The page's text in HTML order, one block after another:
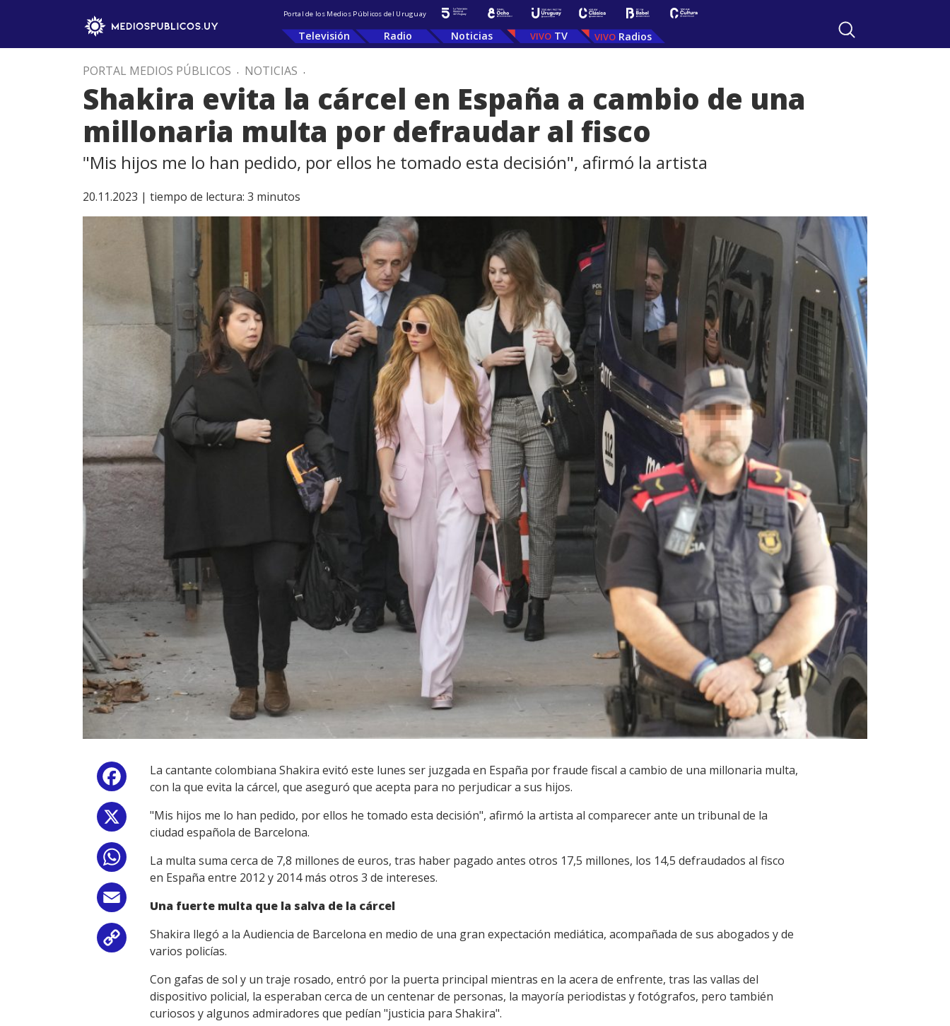
Portal de los Medios Públicos del Uruguay
Televisión Radio Noticias TV Radios
PORTAL MEDIOS PÚBLICOS . NOTICIAS .
Shakira evita la cárcel en España a cambio de una
millonaria multa por defraudar al fisco
"Mis hijos me lo han pedido, por ellos he tomado esta decisión", afirmó la artista
20.11.2023 | tiempo de lectura: 3 minutos
Facebook
WhatsApp
Email
Copy
La cantante colombiana Shakira evitó este lunes ser juzgada en España por fraude fiscal a cambio de una millonaria multa,
con la que evita la cárcel, que aseguró que acepta para no perjudicar a sus hijos.
"Mis hijos me lo han pedido, por ellos he tomado esta decisión", afirmó la artista al comparecer ante un tribunal de la
ciudad española de Barcelona.
La multa suma cerca de 7,8 millones de euros, tras haber pagado antes otros 17,5 millones, los 14,5 defraudados al fisco
en España entre 2012 y 2014 más otros 3 de intereses.
Una fuerte multa que la salva de la cárcel
Shakira llegó a la Audiencia de Barcelona en medio de una gran expectación mediática, acompañada de sus abogados y de
varios policías.
Con gafas de sol y un traje rosado, entró por la puerta principal mientras en la acera de enfrente, tras las vallas del
dispositivo policial, la esperaban cerca de un centenar de personas, la mayoría periodistas y fotógrafos, pero también
curiosos y algunos admiradores que pedían "justicia para Shakira".